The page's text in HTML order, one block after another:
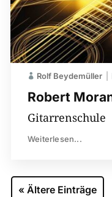
Robert
Rolf Beydemüller
Gitarrenschule
Weiterlesen...
« Ältere Einträge